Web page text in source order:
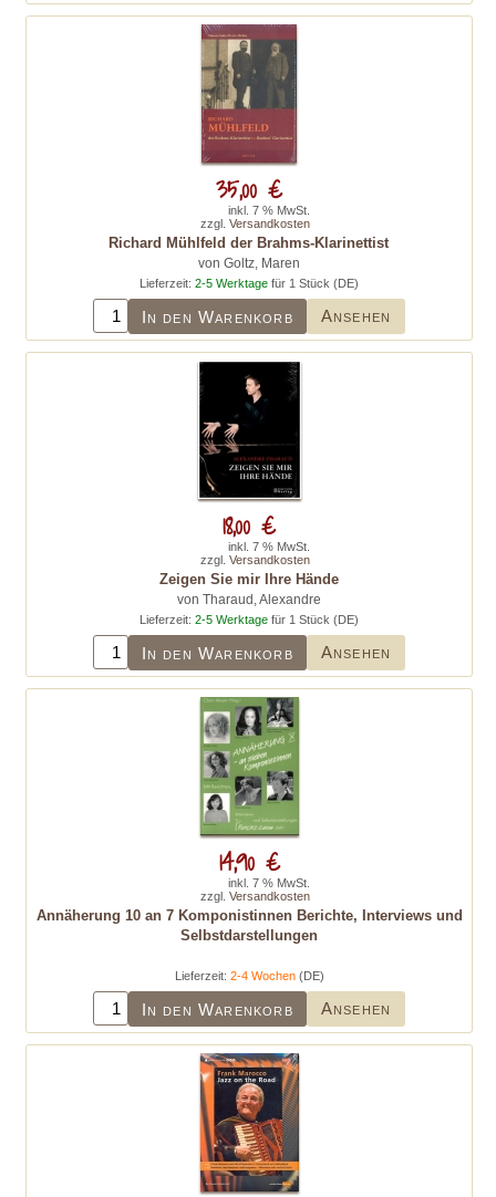
Richard Mühlfeld der Brahms-Klarinettist
von Goltz, Maren
Lieferzeit: 2-5 Werktagefür 1 Stück (DE)
In den Warenkorb Ansehen
35,00 €
inkl. 7 % MwSt.
zzgl. Versandkosten
Zeigen Sie mir Ihre Hände
von Tharaud, Alexandre
Lieferzeit: 2-5 Werktagefür 1 Stück (DE)
In den Warenkorb Ansehen
18,00 €
inkl. 7 % MwSt.
zzgl. Versandkosten
Annäherung 10 an 7 Komponistinnen Berichte, Interviews und
Selbstdarstellungen
Lieferzeit: 2-4 Wochen(DE)
In den Warenkorb Ansehen
14,90 €
inkl. 7 % MwSt.
zzgl. Versandkosten